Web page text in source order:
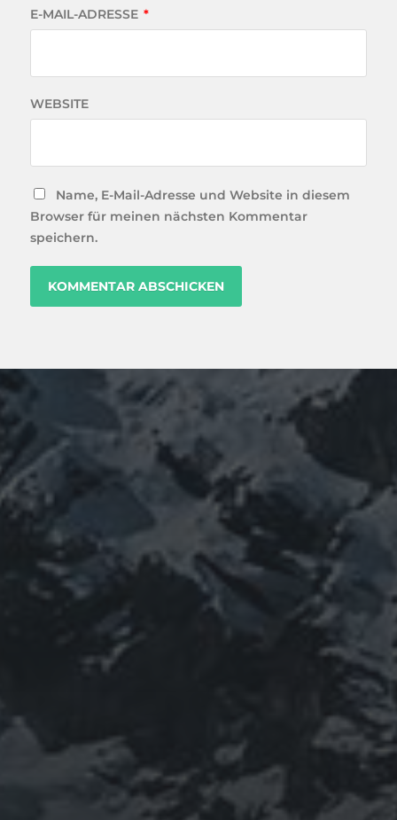
E-MAIL-ADRESSE *
WEBSITE
Name, E-Mail-Adresse und Website in diesem
Browser für meinen nächsten Kommentar
speichern.